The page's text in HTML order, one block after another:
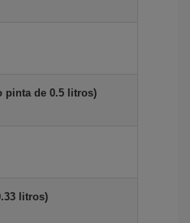
pinta de 0.5 litros)
litros)